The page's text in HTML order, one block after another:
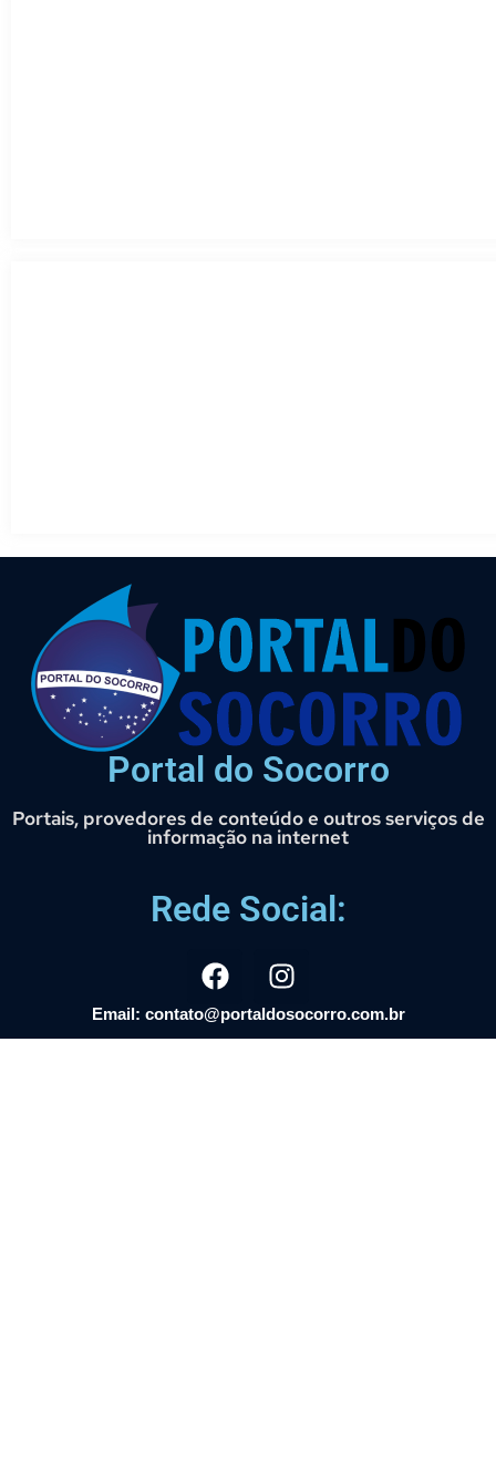
Portal do Socorro
Portais, provedores de conteúdo e outros serviços de
informação na internet
Rede Social:
Email: contato@portaldosocorro.com.br